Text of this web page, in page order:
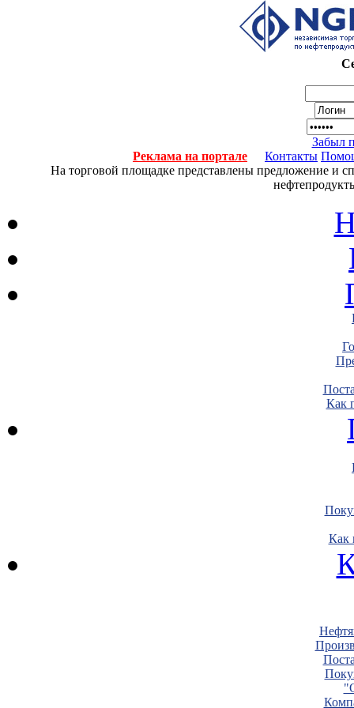
Забыл
Реклама на портале
Контакты
На торговой площадке представлены предложение и
Как
Как